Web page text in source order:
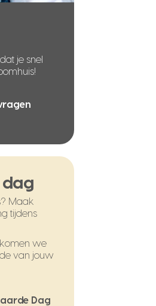
je snel
Maak
tijdens
we
van jouw
Dag